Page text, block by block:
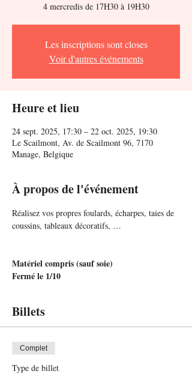
4 mercredis de 17H30 à 19H30
Les inscriptions sont closes
Voir d'autres événements
Heure et lieu
24 sept. 2025, 17:30 – 22 oct. 2025, 19:30
Le Scailmont, Av. de Scailmont 96, 7170
Manage, Belgique
À propos de l'événement
Réalisez vos propres foulards, écharpes, taies de
coussins, tableaux décoratifs, …
Matériel compris (sauf soie)
Fermé le 1/10
Billets
Complet
Type de billet